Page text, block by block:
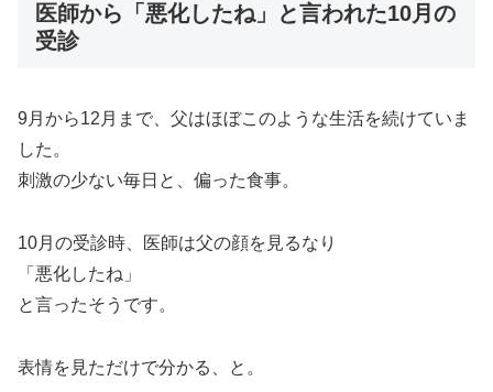
医師から「悪化したね」と言われた10月の
受診
9月から12月まで、父はほぼこのような生活を続けていま
した。
刺激の少ない毎日と、偏った食事。
10月の受診時、医師は父の顔を見るなり
「悪化したね」
と言ったそうです。
表情を見ただけで分かる、と。